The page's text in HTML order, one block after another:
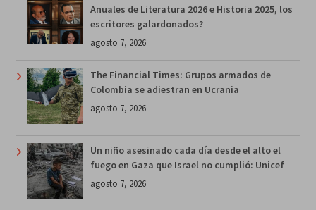
Anuales de Literatura 2026 e Historia 2025, los
escritores galardonados?
agosto 7, 2026
The Financial Times: Grupos armados de
Colombia se adiestran en Ucrania
agosto 7, 2026
Un niño asesinado cada día desde el alto el
fuego en Gaza que Israel no cumplió: Unicef
agosto 7, 2026